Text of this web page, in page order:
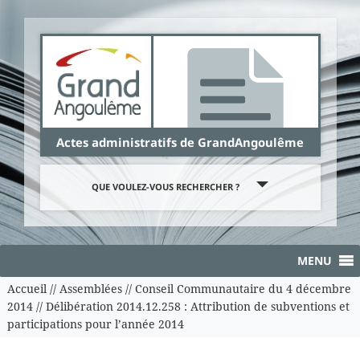
Actes administratifs de GrandAngoulême
QUE VOULEZ-VOUS RECHERCHER ?
MENU
Accueil// Assemblées// Conseil Communautaire du 4 décembre
2014// Délibération 2014.12.258 : Attribution de subventions et
participations pour l’année 2014
Panneau de gestion des cookies